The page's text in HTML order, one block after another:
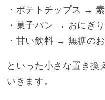
・ポテトチップス →
・菓子パン → おにぎ
・甘い飲料 → 無糖の
といった小さな置き換
いきます。